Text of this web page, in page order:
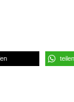
teilen